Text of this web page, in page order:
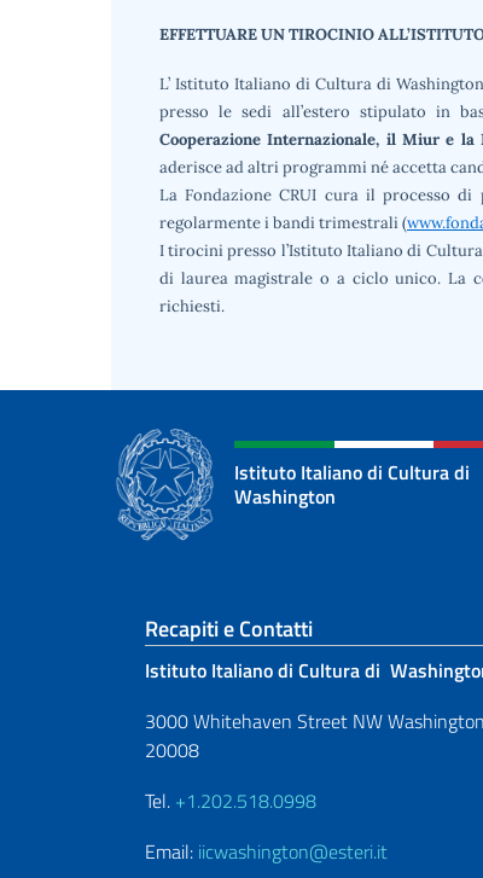
EFFETTUARE UN TIROCINIO
L’ Istituto Italiano di Cultura di
presso le sedi all’estero stipulato in
Cooperazione Internazionale, il Miur e la
aderisce ad altri programmi né accetta
La Fondazione CRUI cura il processo
regolarmente i bandi trimestrali (
I tirocini presso l’Istituto Italiano di
di laurea magistrale o a ciclo unico. La
richiesti.
Istituto Italiano di Cultura di
Washington
Sezione footer
Recapiti e Contatti
Istituto Italiano di Cultura di
3000 Whitehaven Street NW
20008
Tel. +1.202.518.0998
Email: iicwashington@esteri.it